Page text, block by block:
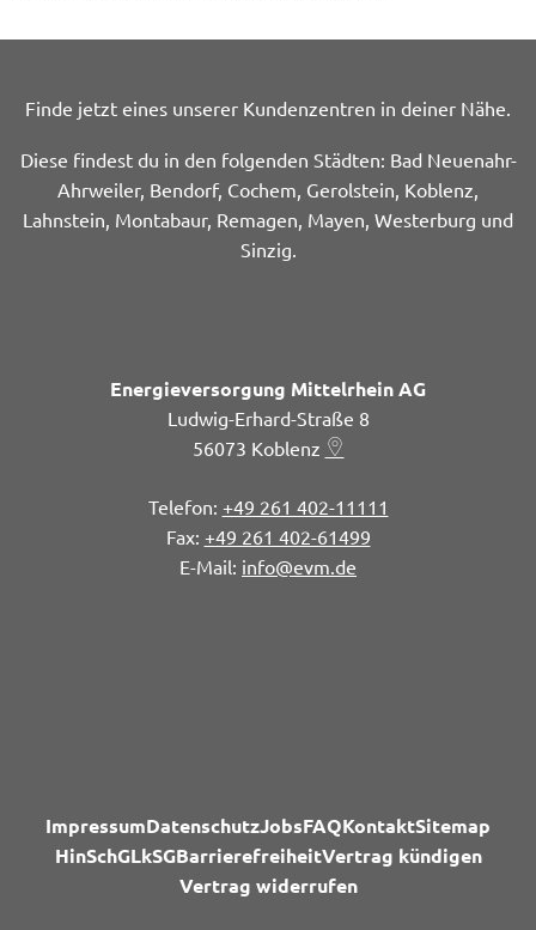
Finde jetzt eines unserer Kundenzentren in deiner Nähe.
Diese findest du in den folgenden Städten: Bad Neuenahr-
Ahrweiler, Bendorf, Cochem, Gerolstein, Koblenz,
Lahnstein, Montabaur, Remagen, Mayen, Westerburg und
Sinzig.
Energieversorgung Mittelrhein AG
Ludwig-Erhard-Straße 8
56073 Koblenz
+49 261 402-11111
+49 261 402-61499
info@evm.de
ImpressumDatenschutzJobsFAQKontaktSitemap
HinSchGLkSGBarrierefreiheitVertrag kündigen
Vertrag widerrufen